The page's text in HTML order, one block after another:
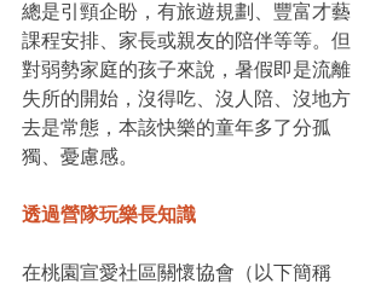
總是引頸企盼，有旅遊規劃、豐富才藝
課程安排、家長或親友的陪伴等等。但
對弱勢家庭的孩子來說，暑假即是流離
失所的開始，沒得吃、沒人陪、沒地方
去是常態，本該快樂的童年多了分孤
獨、憂慮感。
透過營隊玩樂長知識
在桃園宣愛社區關懷協會（以下簡稱